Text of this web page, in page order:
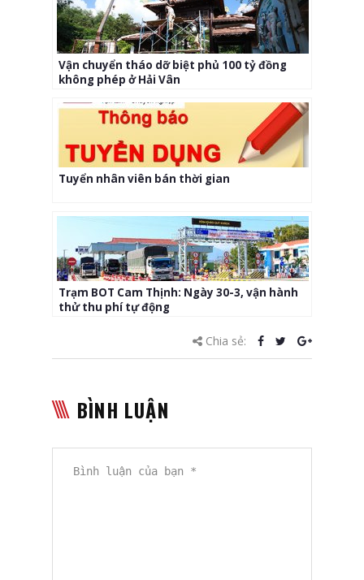
Vận chuyển tháo dỡ biệt phủ 100 tỷ đồng
không phép ở Hải Vân
Tuyển nhân viên bán thời gian
Trạm BOT Cam Thịnh: Ngày 30-3, vận hành
thử thu phí tự động
Chia sẻ:
BÌNH LUẬN